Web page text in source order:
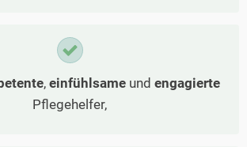
, einfühlsameund engagierte
Pflegehelfer,